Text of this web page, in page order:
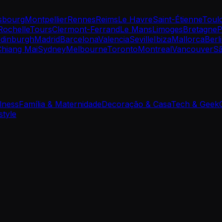
MontpellierRennesReimsLe HavreSaint-Étienne
ToursClermont-FerrandLe MansLimogesBretagne
MadridBarcelonaValenciaSevilleIbizaMallorca
MaiSydneyMelbourneTorontoMontrealVancouver
Família & MaternidadeDecoração & CasaTech & Geek